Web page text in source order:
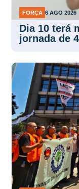
FORÇA 6 AGO 2026
Dia 10 terá
jornada de